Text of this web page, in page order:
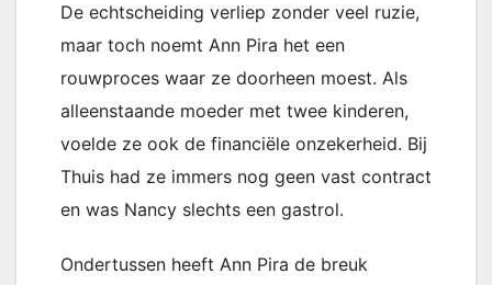
De echtscheiding verliep zonder veel ruzie,
maar toch noemt Ann Pira het een
rouwproces waar ze doorheen moest. Als
alleenstaande moeder met twee kinderen,
voelde ze ook de financiële onzekerheid. Bij
Thuis had ze immers nog geen vast contract
en was Nancy slechts een gastrol.
Ondertussen heeft Ann Pira de breuk